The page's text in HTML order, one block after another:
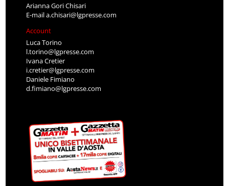
Arianna Gori Chisari
E-maila.chisari@lgpresse.com
Account
Luca Torino
l.torino@lgpresse.com
Ivana Cretier
i.cretier@lgpresse.com
Daniele Fimiano
d.fimiano@lgpresse.com